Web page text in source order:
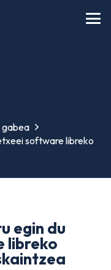
gabea
software libreko
egin du
libreko